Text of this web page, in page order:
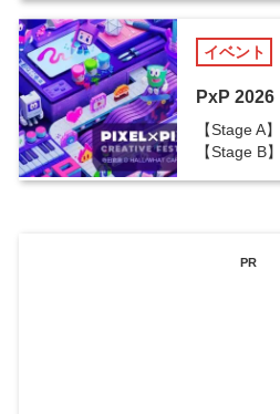
イベント
PxP 2026
【Stage A
【Stage B
PR